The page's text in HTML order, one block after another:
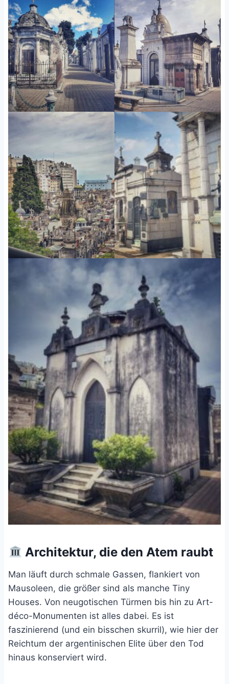
Architektur, die den Atem raubt
Man läuft durch schmale Gassen, flankiert von
Mausoleen, die größer sind als manche Tiny
Houses. Von neugotischen Türmen bis hin zu Art-
déco-Monumenten ist alles dabei. Es ist
faszinierend (und ein bisschen skurril), wie hier der
Reichtum der argentinischen Elite über den Tod
hinaus konserviert wird.